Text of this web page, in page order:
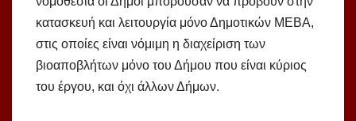
κατασκευή και λειτουργία μόνο Δημοτικών ΜΕΒΑ,
στις οποίες είναι νόμιμη η διαχείριση των
βιοαποβλήτων μόνο του Δήμου που είναι κύριος
του έργου, και όχι άλλων Δήμων.